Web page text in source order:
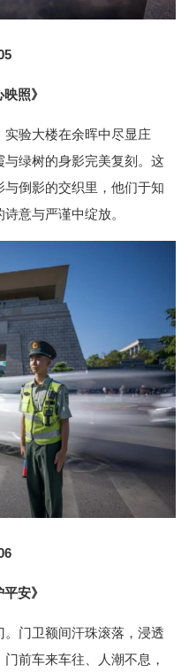
映照》
验大楼在余晖中尽显庄
绿树的身影完美复刻。这
倒影的交织里，他们于知
意与严谨中绽放。
平安》
门卫额间汗珠滚落，浸透
前车来车往、人潮不息，